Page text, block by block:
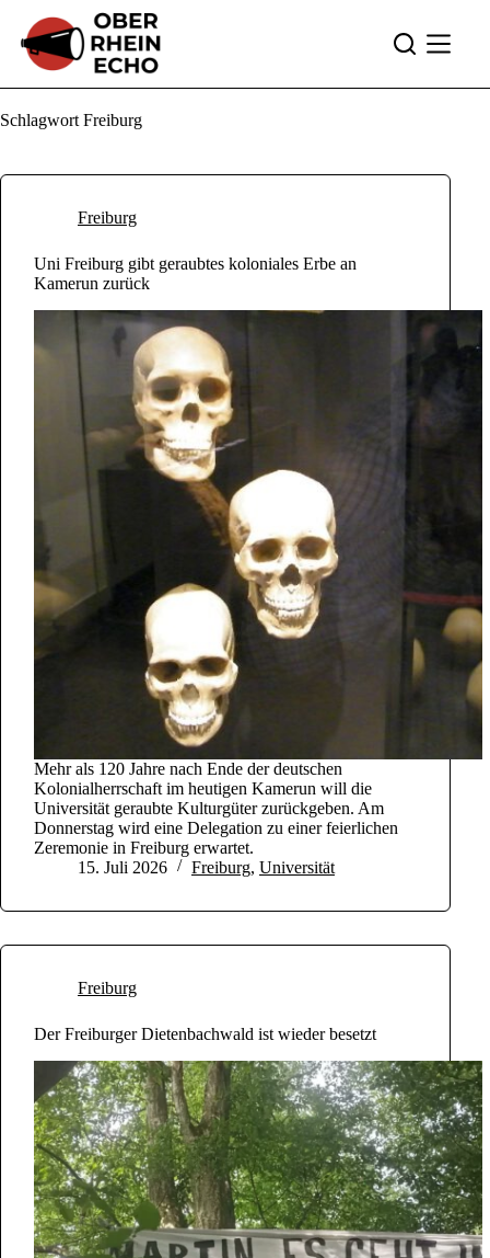
Inhalt
springen
Schlagwort Freiburg
Freiburg
Uni Freiburg gibt geraubtes koloniales Erbe an
Kamerun zurück
Mehr als 120 Jahre nach Ende der deutschen
Kolonialherrschaft im heutigen Kamerun will die
Universität geraubte Kulturgüter zurückgeben. Am
Donnerstag wird eine Delegation zu einer feierlichen
Zeremonie in Freiburg erwartet.
15. Juli 2026
Freiburg, Universität
Freiburg
Der Freiburger Dietenbachwald ist wieder besetzt